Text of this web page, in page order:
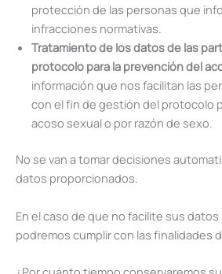
protección de las personas que
infracciones normativas.
Tratamiento de los datos de las
protocolo para la prevención del
información que nos facilitan las
con el fin de gestión del protocolo
acoso sexual o por razón de sexo.
No se van a tomar decisiones
datos proporcionados.
En el caso de que no facilite sus
podremos cumplir con las finalidades